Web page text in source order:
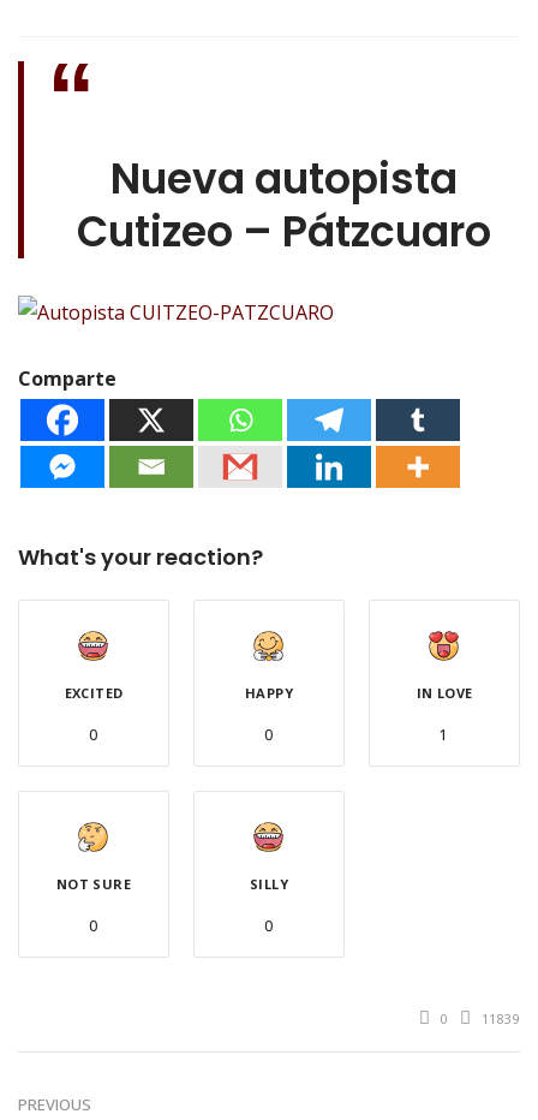
Nueva autopista
Cutizeo – Pátzcuaro
Comparte
What's your reaction?
EXCITED
0
HAPPY
0
IN LOVE
1
NOT SURE
0
SILLY
0
0 11839
PREVIOUS